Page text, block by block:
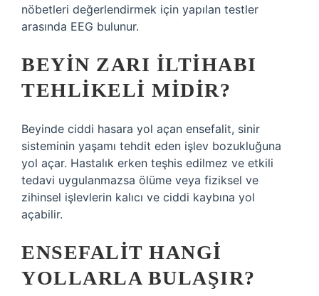
nöbetleri değerlendirmek için yapılan testler
arasında EEG bulunur.
BEYIN ZARI ILTIHABI
TEHLIKELI MIDIR?
Beyinde ciddi hasara yol açan ensefalit, sinir
sisteminin yaşamı tehdit eden işlev bozukluğuna
yol açar. Hastalık erken teşhis edilmez ve etkili
tedavi uygulanmazsa ölüme veya fiziksel ve
zihinsel işlevlerin kalıcı ve ciddi kaybına yol
açabilir.
ENSEFALIT HANGI
YOLLARLA BULAŞIR?